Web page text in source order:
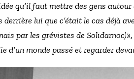
qu’il faut mettre des gens
lui que c’était le cas déjà
par les grévistes de Solidarnoc)
d’un monde passé et regarder